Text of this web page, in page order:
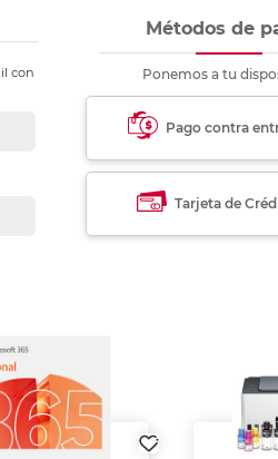
con
Métodos de
Ponemos a tu
Pago contra
Tarjeta de